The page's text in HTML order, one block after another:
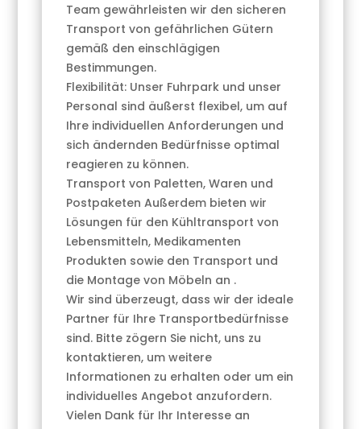
Team gewährleisten wir den sicheren
Transport von gefährlichen Gütern
gemäß den einschlägigen
Bestimmungen.
Flexibilität: Unser Fuhrpark und unser
Personal sind äußerst flexibel, um auf
Ihre individuellen Anforderungen und
sich ändernden Bedürfnisse optimal
reagieren zu können.
Transport von Paletten, Waren und
Postpaketen Außerdem bieten wir
Lösungen für den Kühltransport von
Lebensmitteln, Medikamenten
Produkten sowie den Transport und
die Montage von Möbeln an .
Wir sind überzeugt, dass wir der ideale
Partner für Ihre Transportbedürfnisse
sind. Bitte zögern Sie nicht, uns zu
kontaktieren, um weitere
Informationen zu erhalten oder um ein
individuelles Angebot anzufordern.
Vielen Dank für Ihr Interesse an